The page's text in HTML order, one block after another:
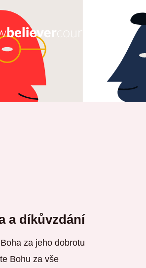
a díkůvzdání
za jeho dobrotu
Bohu za vše